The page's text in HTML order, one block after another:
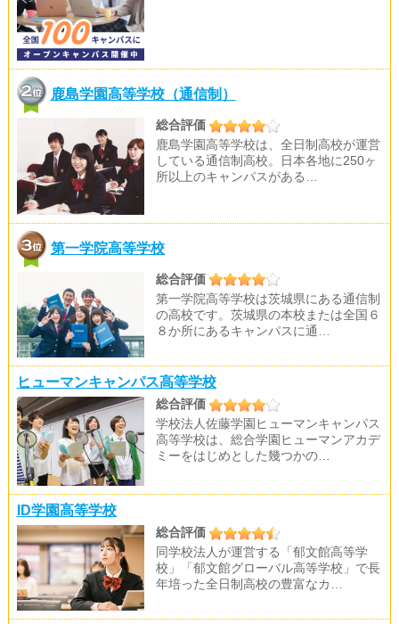
鹿島学園高等学校（通信制）
総合評価
鹿島学園高等学校は、全日制高校が運営
している通信制高校。日本各地に250ヶ
所以上のキャンパスがある…
第一学院高等学校
総合評価
第一学院高等学校は茨城県にある通信制
の高校です。茨城県の本校または全国６
８か所にあるキャンパスに通…
ヒューマンキャンパス高等学校
総合評価
学校法人佐藤学園ヒューマンキャンパス
高等学校は、総合学園ヒューマンアカデ
ミーをはじめとした幾つかの…
ID学園高等学校
総合評価
同学校法人が運営する「郁文館高等学
校」「郁文館グローバル高等学校」で長
年培った全日制高校の豊富なカ…